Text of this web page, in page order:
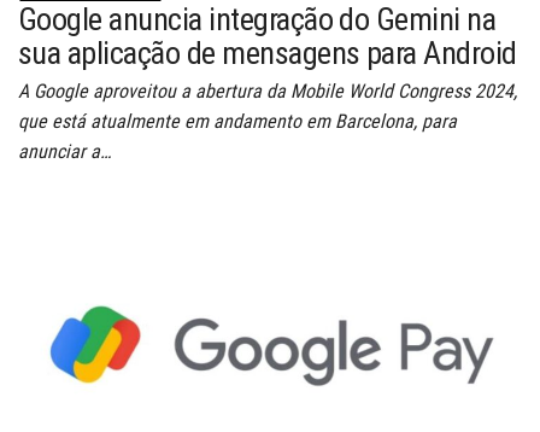
Google anuncia integração do Gemini na
sua aplicação de mensagens para Android
A Google aproveitou a abertura da Mobile World Congress 2024,
que está atualmente em andamento em Barcelona, para
anunciar a…